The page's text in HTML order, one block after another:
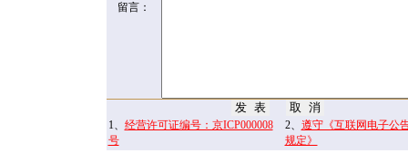
留言：
1、 经营许可证编号：京ICP000008
号
2、 遵守《互联网电子公
规定》